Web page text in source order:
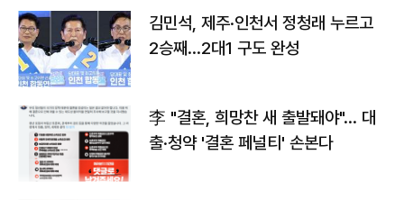
김민석, 제주·인천서 정청래 누르고
2승째…2대1 구도 완성
李 "결혼, 희망찬 새 출발돼야"… 대
출·청약 '결혼 페널티' 손본다